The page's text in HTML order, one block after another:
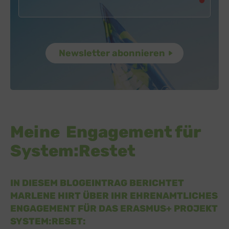
Meine Engagement für
System:Restet
IN DIESEM BLOGEINTRAG BERICHTET
MARLENE HIRT ÜBER IHR EHRENAMTLICHES
ENGAGEMENT FÜR DAS ERASMUS+ PROJEKT
SYSTEM:RESET: